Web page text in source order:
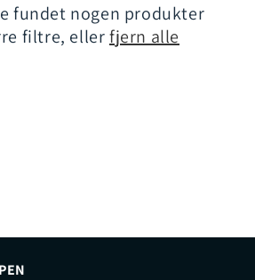
fundet nogen produkter
filtre, ellerfjern alle